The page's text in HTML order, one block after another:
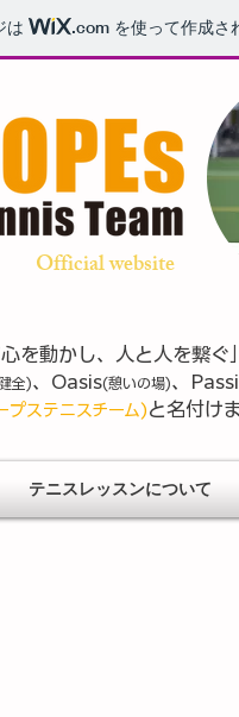
は .com を使って作成さ
Official website
を動かし、人と人を繋
全)、Oasis(憩いの場)、
プステニスチーム) と名付け
テニスレッスンについて